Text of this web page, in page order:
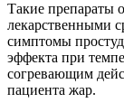
Такие препараты
лекарственными
симптомы
эффекта при
согревающим
пациента жар.